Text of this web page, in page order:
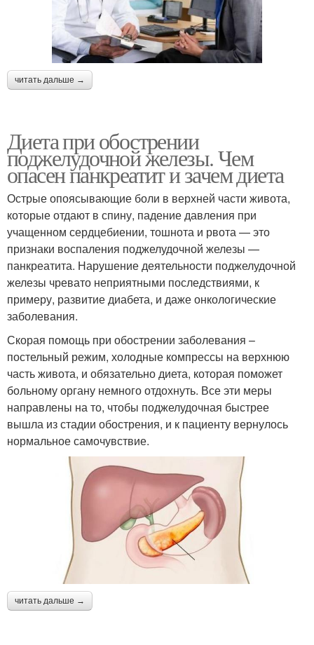
читать дальше →
Диета при обострении
поджелудочной железы. Чем
опасен панкреатит и зачем диета
Острые опоясывающие боли в верхней части живота,
которые отдают в спину, падение давления при
учащенном сердцебиении, тошнота и рвота — это
признаки воспаления поджелудочной железы —
панкреатита. Нарушение деятельности поджелудочной
железы чревато неприятными последствиями, к
примеру, развитие диабета, и даже онкологические
заболевания.
Скорая помощь при обострении заболевания –
постельный режим, холодные компрессы на верхнюю
часть живота, и обязательно диета, которая поможет
больному органу немного отдохнуть. Все эти меры
направлены на то, чтобы поджелудочная быстрее
вышла из стадии обострения, и к пациенту вернулось
нормальное самочувствие.
читать дальше →